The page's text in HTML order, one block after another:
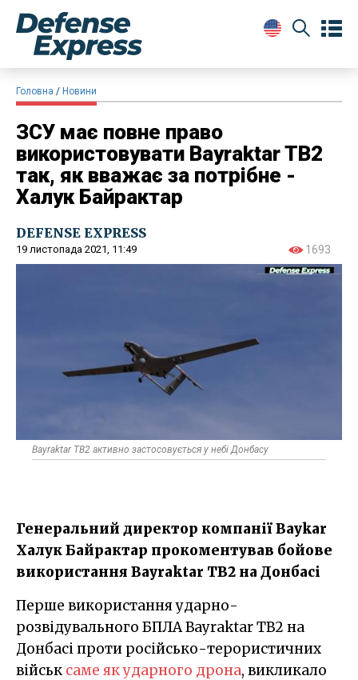
Головна Новини
ЗСУ має повне право
використовувати Bayraktar TB2
так, як вважає за потрібне -
Халук Байрактар
DEFENSE EXPRESS
19 листопада 2021, 11:49 1693
Bayraktar TB2 активно застосовується у небі Донбасу
Генеральний директор компанії Baykar
Халук Байрактар прокоментував бойове
використання Bayraktar TB2 на Донбасі
Перше використання ударно-
розвідувального БПЛА Bayraktar TB2 на
Донбасі проти російсько-терористичних
військ саме як ударного дрона, викликало